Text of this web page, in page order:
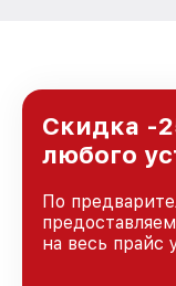
Скидка -
любого
По
на весь прайс